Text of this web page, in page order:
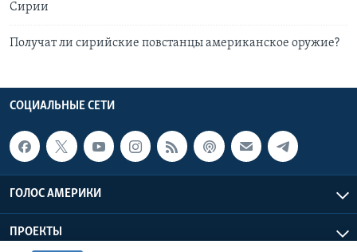
Сирии
Получат ли сирийские повстанцы американское оружие?
СОЦИАЛЬНЫЕ СЕТИ
ГОЛОС АМЕРИКИ
ПРОЕКТЫ